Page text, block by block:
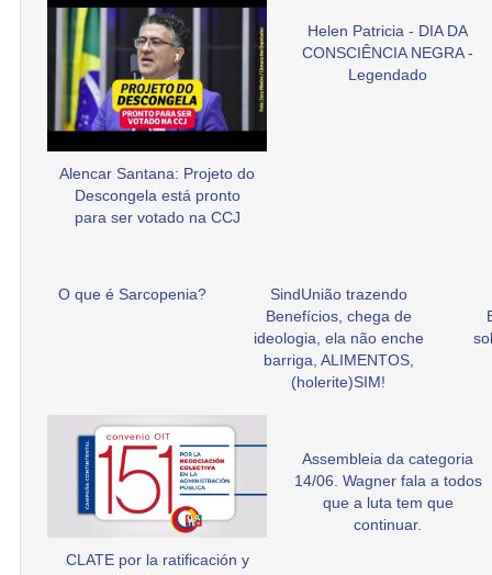
Alencar Santana: Projeto do
Descongela está pronto
para ser votado na CCJ
Helen Patricia - DIA DA
CONSCIÊNCIA NEGRA -
Legendado
O que é Sarcopenia?
SindUnião trazendo
Benefícios, chega de
ideologia, ela não enche
barriga, ALIMENTOS,
(holerite)SIM!
CLATE por la ratificación y
Assembleia da categoria
14/06. Wagner fala a todos
que a luta tem que
continuar.